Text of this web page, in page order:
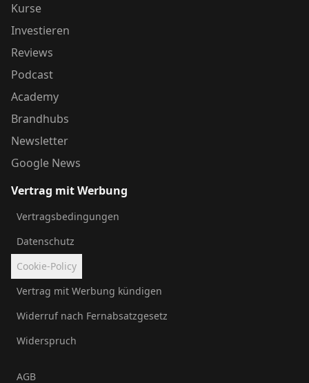
Kurse
Investieren
Reviews
Podcast
Academy
Brandhubs
Newsletter
Google News
Vertrag mit Werbung
Vertragsbedingungen
Datenschutz
Cookie-Policy
Vertrag mit Werbung kündigen
Widerruf nach Fernabsatzgesetz
Widerspruch
AGB